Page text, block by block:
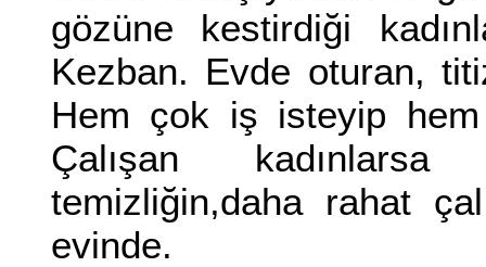
gözüne kestirdiği
Kezban. Evde oturan,
Hem çok iş isteyip
Çalışan
temizliğin,daha rahat
evinde.